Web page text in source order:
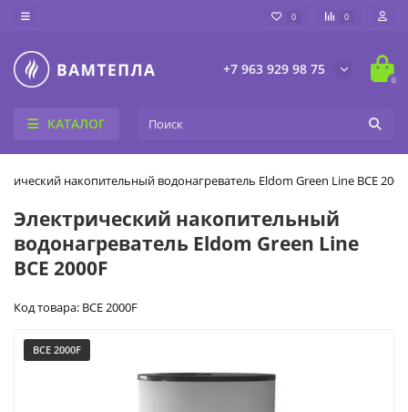
0 0
+7 963 929 98 75
0
КАТАЛОГ
накопительный водонагреватель Eldom Green Line BCE
Электрический накопительный
водонагреватель Eldom Green Line
BCE 2000F
Код товара: BCE 2000F
BCE 2000F